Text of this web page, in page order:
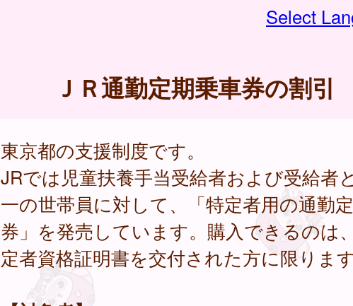
Select
ＪＲ通勤定期乗車券の割引
東京都の支援制度です。
JRでは児童扶養手当受給者および受給者
一の世帯員に対して、「特定者用の通勤
券」を発売しています。購入できるのは
定者資格証明書を交付された方に限りま